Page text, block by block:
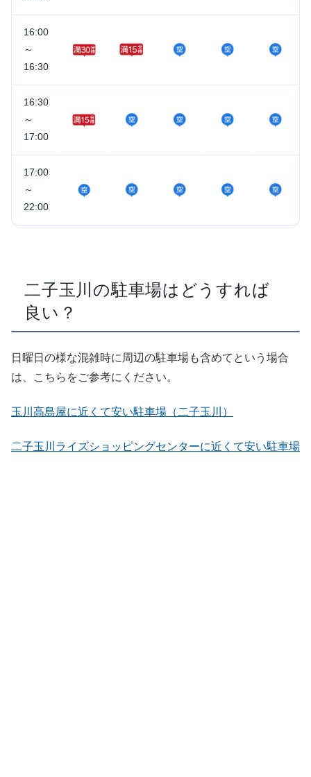
16:00
～
16:30
16:30
～
17:00
17:00
～
22:00
二子玉川の駐車場はどうすれば
良い？
日曜日の様な混雑時に周辺の駐車場も含めてという場合
は、こちらをご参考にください。
玉川高島屋に近くて安い駐車場（二子玉川）
二子玉川ライズショッピングセンターに近くて安い駐車場